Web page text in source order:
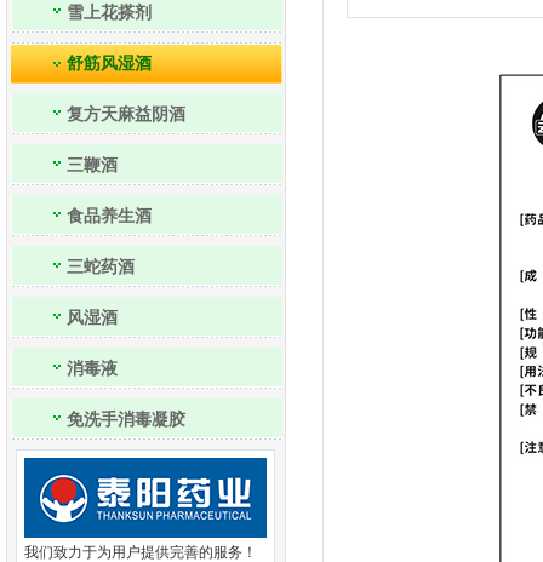
雪上花搽剂
舒筋风湿酒
复方天麻益阴酒
三鞭酒
食品养生酒
三蛇药酒
风湿酒
消毒液
免洗手消毒凝胶
我们致力于为用户提供完善的服务！